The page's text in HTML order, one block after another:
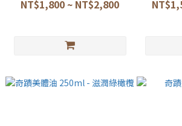
NT$1,800 ~ NT$2,800